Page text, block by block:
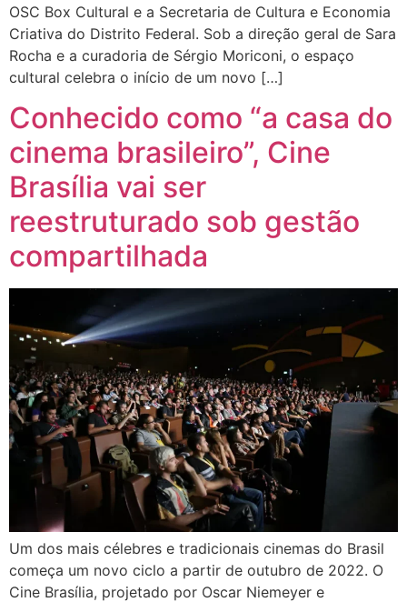
OSC Box Cultural e a Secretaria de Cultura e Economia
Criativa do Distrito Federal. Sob a direção geral de Sara
Rocha e a curadoria de Sérgio Moriconi, o espaço
cultural celebra o início de um novo […]
Conhecido como “a casa do
cinema brasileiro”, Cine
Brasília vai ser
reestruturado sob gestão
compartilhada
Um dos mais célebres e tradicionais cinemas do Brasil
começa um novo ciclo a partir de outubro de 2022. O
Cine Brasília, projetado por Oscar Niemeyer e